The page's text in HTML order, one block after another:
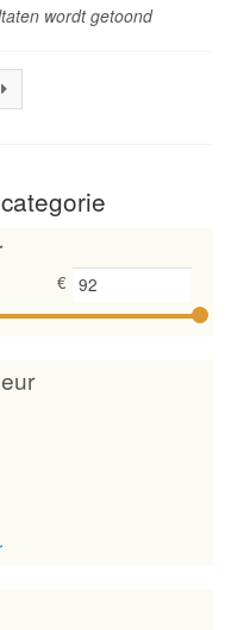
wordt getoond
€